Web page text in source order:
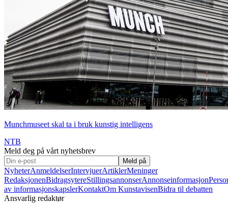
Munchmuseet skal ta i bruk kunstig intelligens
NTB
Meld deg på vårt nyhetsbrev
Meld på
NyheterAnmeldelserIntervjuerArtiklerMeninger
RedaksjonenBidragsytereStillingsannonserAnnonseinformasjon
av informasjonskapslerKontaktOm KunstavisenBidra til debatten
Ansvarlig redaktør